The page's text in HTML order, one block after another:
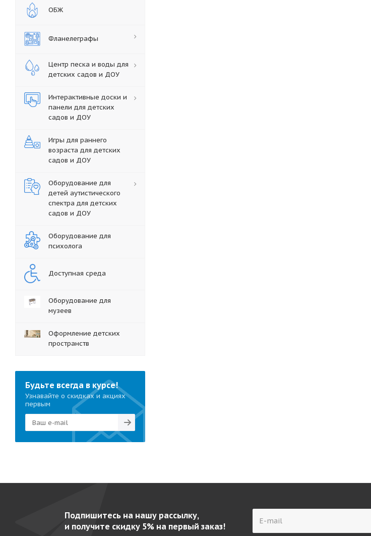
ОБЖ
Фланелеграфы
Центр песка и воды для
детских садов и ДОУ
Интерактивные доски и
панели для детских
садов и ДОУ
Игры для раннего
возраста для детских
садов и ДОУ
Оборудование для
детей аутистического
спектра для детских
садов и ДОУ
Оборудование для
психолога
Доступная среда
Оборудование для
музеев
Оформление детских
пространств
Будьте всегда в курсе!
Узнавайте о скидках и акциях
первым
Подпишитесь на нашу рассылку,
и получите скидку 5% на первый заказ!